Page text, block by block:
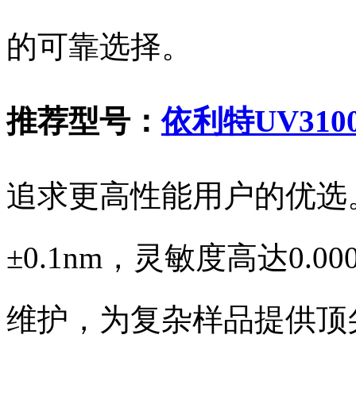
的可靠选择。
推荐型号：依利特
追求更高性能用户的优
±0.1nm，灵敏度高达
维护，为复杂样品提供